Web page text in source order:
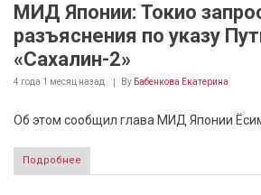
МИД Японии: Токио
разъяснения по указу
«Сахалин-2»
4 года 1 месяц назад By Бабенкова Екатерина
Об этом сообщил глава МИД Японии
Подробнее